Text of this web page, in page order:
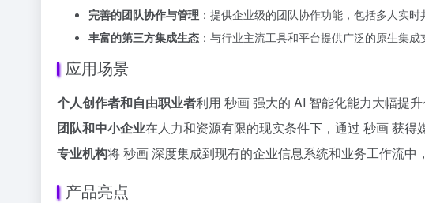
完善的团队协作与管理 ：提供企业级的团队协作功能，包括多人实
丰富的第三方集成生态 ：与行业主流工具和平台提供广泛的原生集
应用场景
个人创作者和自由职业者利用 秒画 强大的 AI 智能化能力大幅提
团队和中小企业在人力和资源有限的现实条件下，通过 秒画 获得
专业机构将 秒画 深度集成到现有的企业信息系统和业务工作流中
产品亮点